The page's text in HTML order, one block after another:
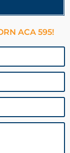
ACA 595!